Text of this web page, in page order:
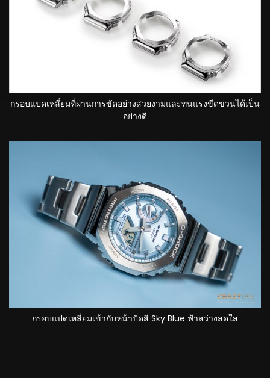
กรอบแปดเหลี่ยมที่ผ่านการขัดอย่างสวยงามและทนแรงขีดข่วนได้เป็น
อย่างดี
กรอบแปดเหลี่ยมเข้ากับหน้าปัดสี Sky Blue ฟ้าสว่างสดใส